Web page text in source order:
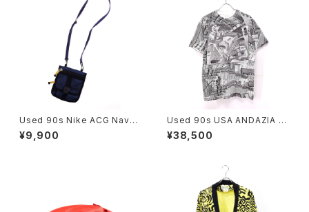
Used 90s Nike ACG Navy
Rip Stop 2Way Sacoche 古
着
¥9,900
Used 90s USA ANDAZIA M
C ESCHER Relativity Trick
Art All Over Graphic T-Shir
¥38,500